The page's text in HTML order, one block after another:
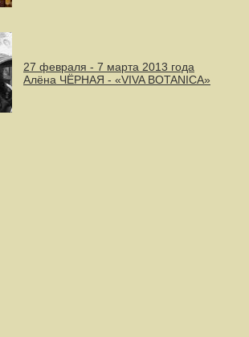
27 февраля - 7 марта 2013 года
Алёна ЧЁРНАЯ - «VIVA BOTANICA»